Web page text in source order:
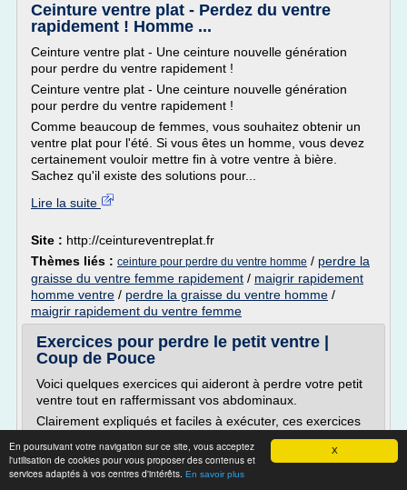
X
En poursuivant votre navigation sur ce site, vous acceptez
l'utilisation de cookies pour vous proposer des contenus et
services adaptés à vos centres d'intérêts. En savoir plus
Ceinture ventre plat - Perdez du ventre
rapidement ! Homme ...
Ceinture ventre plat - Une ceinture nouvelle génération
pour perdre du ventre rapidement !
Ceinture ventre plat - Une ceinture nouvelle génération
pour perdre du ventre rapidement !
Comme beaucoup de femmes, vous souhaitez obtenir un
ventre plat pour l'été. Si vous êtes un homme, vous devez
certainement vouloir mettre fin à votre ventre à bière.
Sachez qu'il existe des solutions pour...
Lire la suite
Site : http://ceintureventreplat.fr
Thèmes liés : ceinture pour perdre du ventre homme / perdre la
graisse du ventre femme rapidement / maigrir rapidement
homme ventre / perdre la graisse du ventre homme /
maigrir rapidement du ventre femme
Exercices pour perdre le petit ventre |
Coup de Pouce
Voici quelques exercices qui aideront à perdre votre petit
ventre tout en raffermissant vos abdominaux.
Clairement expliqués et faciles à exécuter, ces exercices
(conseillés par la Fédération des kinésiologues du
Québec ) sont particulièrement efficaces pour ceux et
celles qui désirent perdre leur petite rondeur au ventre ou